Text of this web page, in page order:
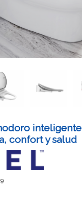
inteligente
confort y salud